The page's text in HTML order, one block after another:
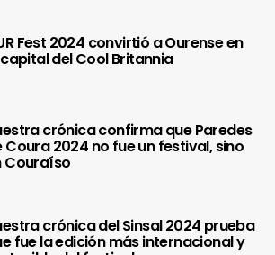
Fest 2024 convirtió a Ourense en
del Cool Britannia
crónica confirma que Paredes
Coura 2024 no fue un festival, sino
Couraíso
crónica del Sinsal 2024 prueba
fue la edición más internacional y